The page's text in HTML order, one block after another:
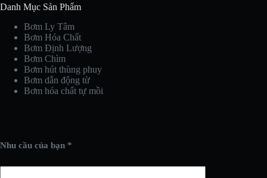
Danh Mục Sản Phẩm
Bơm Ly Tâm
Bơm Hóa Chất
Bơm Định Lượng
Bơm Chìm
Bơm hút thùng phuy
Bơm dẫn động từ
Bơm hóa chất tự mồi
Nhu cầu của bạn *